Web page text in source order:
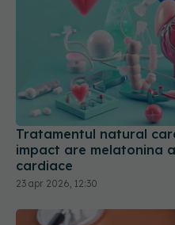
Tratamentul natural
impact are melatonina
cardiace
23 apr 2026, 12:30